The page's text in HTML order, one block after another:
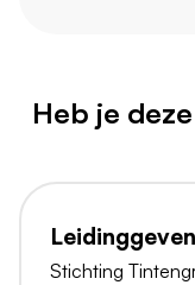
Heb je
Stichting